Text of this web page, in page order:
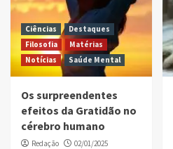
Ciências
Destaques
Filosofia
Matérias
Notícias
Saúde Mental
Os surpreendentes
efeitos da Gratidão no
cérebro humano
Redação 02/01/2025